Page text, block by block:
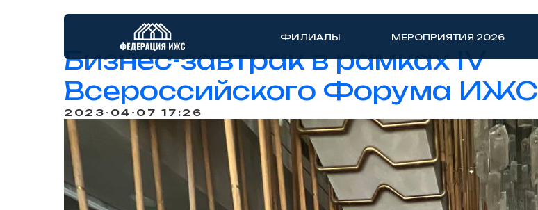
МЕРОПРИЯТИЯ 2026
ФИЛИАЛЫ
Бизнес-завтрак в рамках IV
Всероссийского Форума ИЖС
2023-04-07 17:26